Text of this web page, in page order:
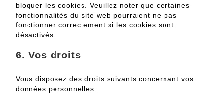
bloquer les cookies. Veuillez noter que certaines
fonctionnalités du site web pourraient ne pas
fonctionner correctement si les cookies sont
désactivés.
6. Vos droits
Vous disposez des droits suivants concernant vos
données personnelles :